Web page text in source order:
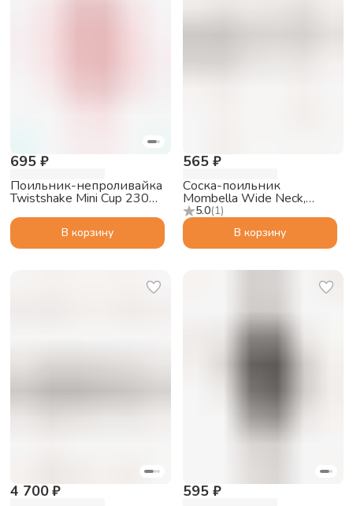
695 ₽
Поильник-непроливайка
Twistshake Mini Cup 230
4+m
В корзину
5.0(1)
565 ₽
Соска-поильник
Mombella Wide Neck,
размер XL, белая
В корзину
4 700 ₽ 595 ₽